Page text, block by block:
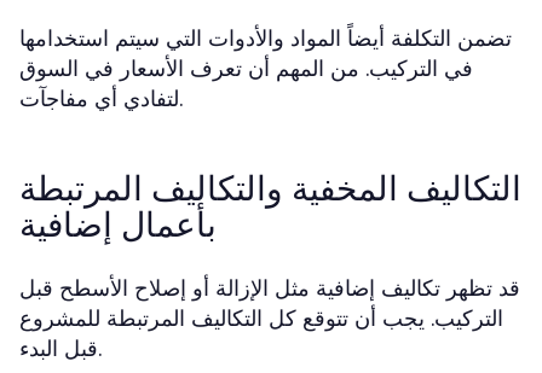
تضمن التكلفة أيضاً المواد والأدوات التي سيتم استخدامها
في التركيب. من المهم أن تعرف الأسعار في السوق
لتفادي أي مفاجآت.
التكاليف المخفية والتكاليف المرتبطة
بأعمال إضافية
قد تظهر تكاليف إضافية مثل الإزالة أو إصلاح الأسطح قبل
التركيب. يجب أن تتوقع كل التكاليف المرتبطة للمشروع
قبل البدء.